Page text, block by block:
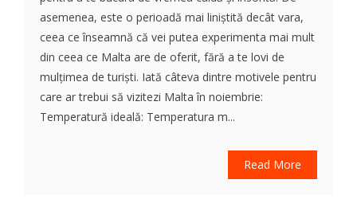
asemenea, este o perioadă mai liniștită decât vara,
ceea ce înseamnă că vei putea experimenta mai mult
din ceea ce Malta are de oferit, fără a te lovi de
mulțimea de turiști. Iată câteva dintre motivele pentru
care ar trebui să vizitezi Malta în noiembrie:
Temperatură ideală: Temperatura m...
Read More